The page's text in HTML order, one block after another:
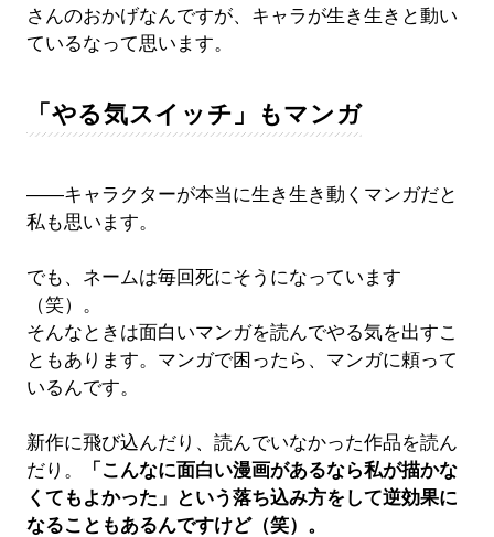
さんのおかげなんですが、キャラが生き生きと動い
ているなって思います。
「やる気スイッチ」もマンガ
――キャラクターが本当に生き生き動くマンガだと
私も思います。
でも、ネームは毎回死にそうになっています
（笑）。
そんなときは面白いマンガを読んでやる気を出すこ
ともあります。マンガで困ったら、マンガに頼って
いるんです。
新作に飛び込んだり、読んでいなかった作品を読ん
だり。
「こんなに面白い漫画があるなら私が描かな
くてもよかった」という落ち込み方をして逆効果に
なることもあるんですけど（笑）。